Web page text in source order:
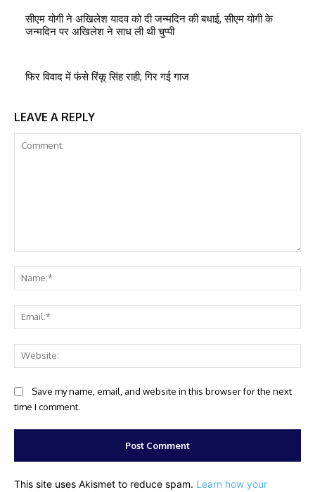
सीएम योगी ने अखिलेश यादव को दी जन्मदिन की बधाई, सीएम योगी के
जन्मदिन पर अखिलेश ने साध ली थी चुप्पी
फिर विवाद में फंसे रिंकू सिंह राही, गिर गई गाज
LEAVE A REPLY
Save my name, email, and website in this browser for the next
time I comment.
This site uses Akismet to reduce spam. Learn how your